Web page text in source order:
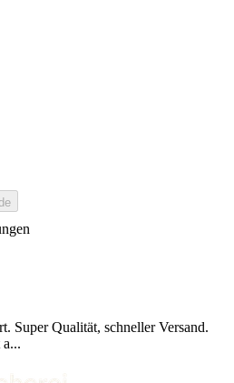
Super Qualität, schneller Versand.
a...